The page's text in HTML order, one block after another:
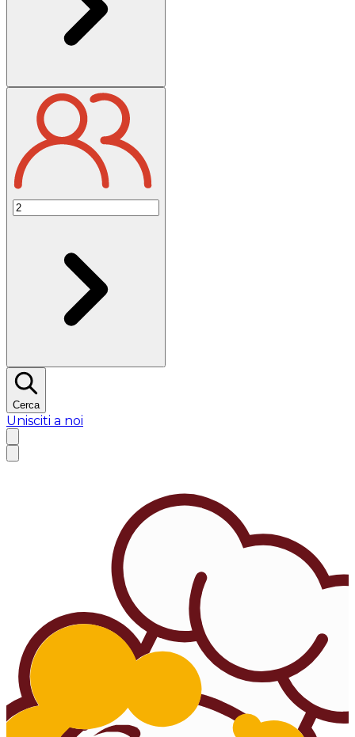
Cerca
Unisciti a noi